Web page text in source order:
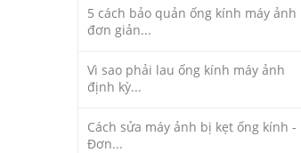
5 cách bảo quản ống kính máy ảnh
đơn giản...
Vì sao phải lau ống kính máy ảnh
định kỳ...
Cách sửa máy ảnh bị kẹt ống kính -
Đơn...